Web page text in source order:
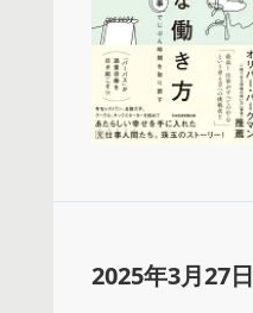
2025年3月27日